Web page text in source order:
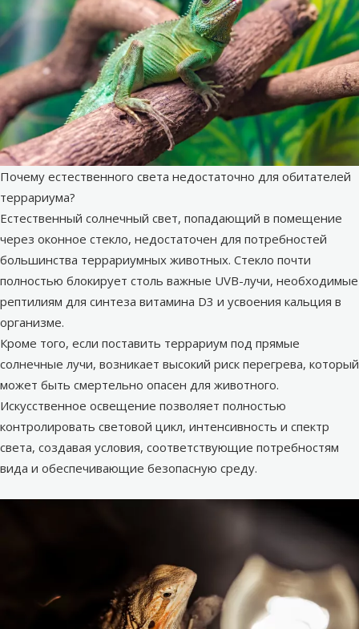
Почему естественного света недостаточно для обитателей
террариума?
Естественный солнечный свет, попадающий в помещение
через оконное стекло, недостаточен для потребностей
большинства террариумных животных. Стекло почти
полностью блокирует столь важные UVB-лучи, необходимые
рептилиям для синтеза витамина D3 и усвоения кальция в
организме.
Кроме того, если поставить террариум под прямые
солнечные лучи, возникает высокий риск перегрева, который
может быть смертельно опасен для животного.
Искусственное освещение позволяет полностью
контролировать световой цикл, интенсивность и спектр
света, создавая условия, соответствующие потребностям
вида и обеспечивающие безопасную среду.